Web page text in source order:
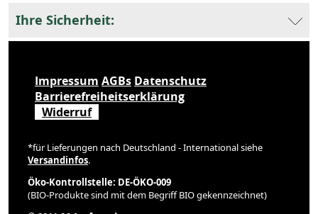
Ihre Sicherheit:
Impressum AGBs Datenschutz
Barrierefreiheitserklärung
Widerruf
*für Lieferungen nach Deutschland - International siehe
Versandinfos.
Öko-Kontrollstelle: DE-ÖKO-009
(BIO-Produkte sind mit dem Begriff BIO gekennzeichnet)